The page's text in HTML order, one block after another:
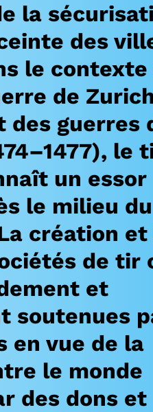
la
des
le contexte
de Zurich
des guerres
le
un essor
le milieu du
création
de tir
et
soutenues
en vue de la
le monde
des dons et